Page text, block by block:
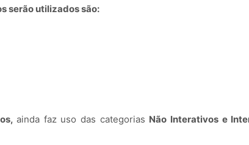
serão utilizados são:
ainda faz uso das categorias Não Interativos e